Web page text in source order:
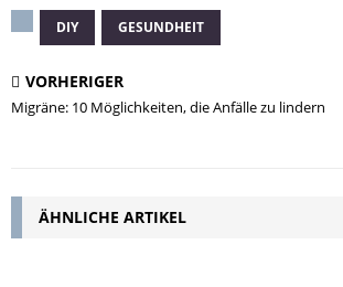
DIY GESUNDHEIT
VORHERIGER
Migräne: 10 Möglichkeiten, die Anfälle zu lindern
ÄHNLICHE ARTIKEL